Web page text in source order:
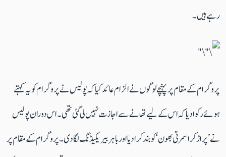
رہے ہیں۔
پروگرام کے مقام پر پہنچے لوگوں نے الزام عائد کیا کہ پولیس نے پروگرام کو یہ کہتے
ہوئے رکوا دیا کہ اس کے لیے تھانے سے اجازت نہیں لی گئی تھی۔ اس دوران پولیس
نے ’پراڑکر اسمرتی بھون‘ کو بند کرا دیا اور باہر بیریکیڈنگ لگا دی۔ پروگرام کے مقام پر